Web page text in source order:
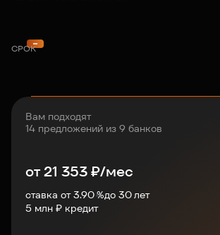
СРОК
Вам подходят
14 предложений из 9 банков
от21 353₽/мес
ставка от 3.90 %до 30лет
5 млн ₽ кредит